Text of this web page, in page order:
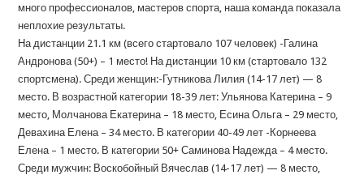
много профессионалов, мастеров спорта, наша команда показала
неплохие результаты.
На дистанции 21.1 км (всего стартовало 107 человек) -Галина
Андронова (50+) – 1 место! На дистанции 10 км (стартовало 132
спортсмена). Среди женщин:-Гутникова Лилия (14-17 лет) — 8
место. В возрастной категории 18-39 лет: Ульянова Катерина – 9
место, Молчанова Екатерина – 18 место, Есина Ольга – 29 место,
Девахина Елена – 34 место. В категории 40-49 лет -Корнеева
Елена – 1 место. В категории 50+ Саминова Надежда – 4 место.
Среди мужчин: Воскобойный Вячеслав (14-17 лет) — 8 место,